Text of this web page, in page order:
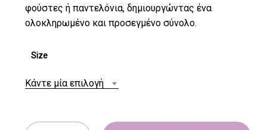
φούστες ή παντελόνια, δημιουργώντας ένα
ολοκληρωμένο και προσεγμένο σύνολο.
Size
Κάντε μία επιλογή